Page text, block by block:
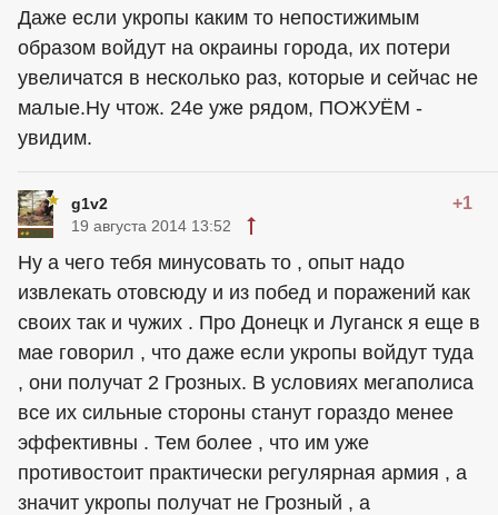
Даже если укропы каким то непостижимым
образом войдут на окраины города, их потери
увеличатся в несколько раз, которые и сейчас не
малые.Ну чтож. 24е уже рядом, ПОЖУЁМ -
увидим.
g1v2 +1
19 августа 2014 13:52
Ну а чего тебя минусовать то , опыт надо
извлекать отовсюду и из побед и поражений как
своих так и чужих . Про Донецк и Луганск я еще в
мае говорил , что даже если укропы войдут туда
, они получат 2 Грозных. В условиях мегаполиса
все их сильные стороны станут гораздо менее
эффективны . Тем более , что им уже
противостоит практически регулярная армия , а
значит укропы получат не Грозный , а